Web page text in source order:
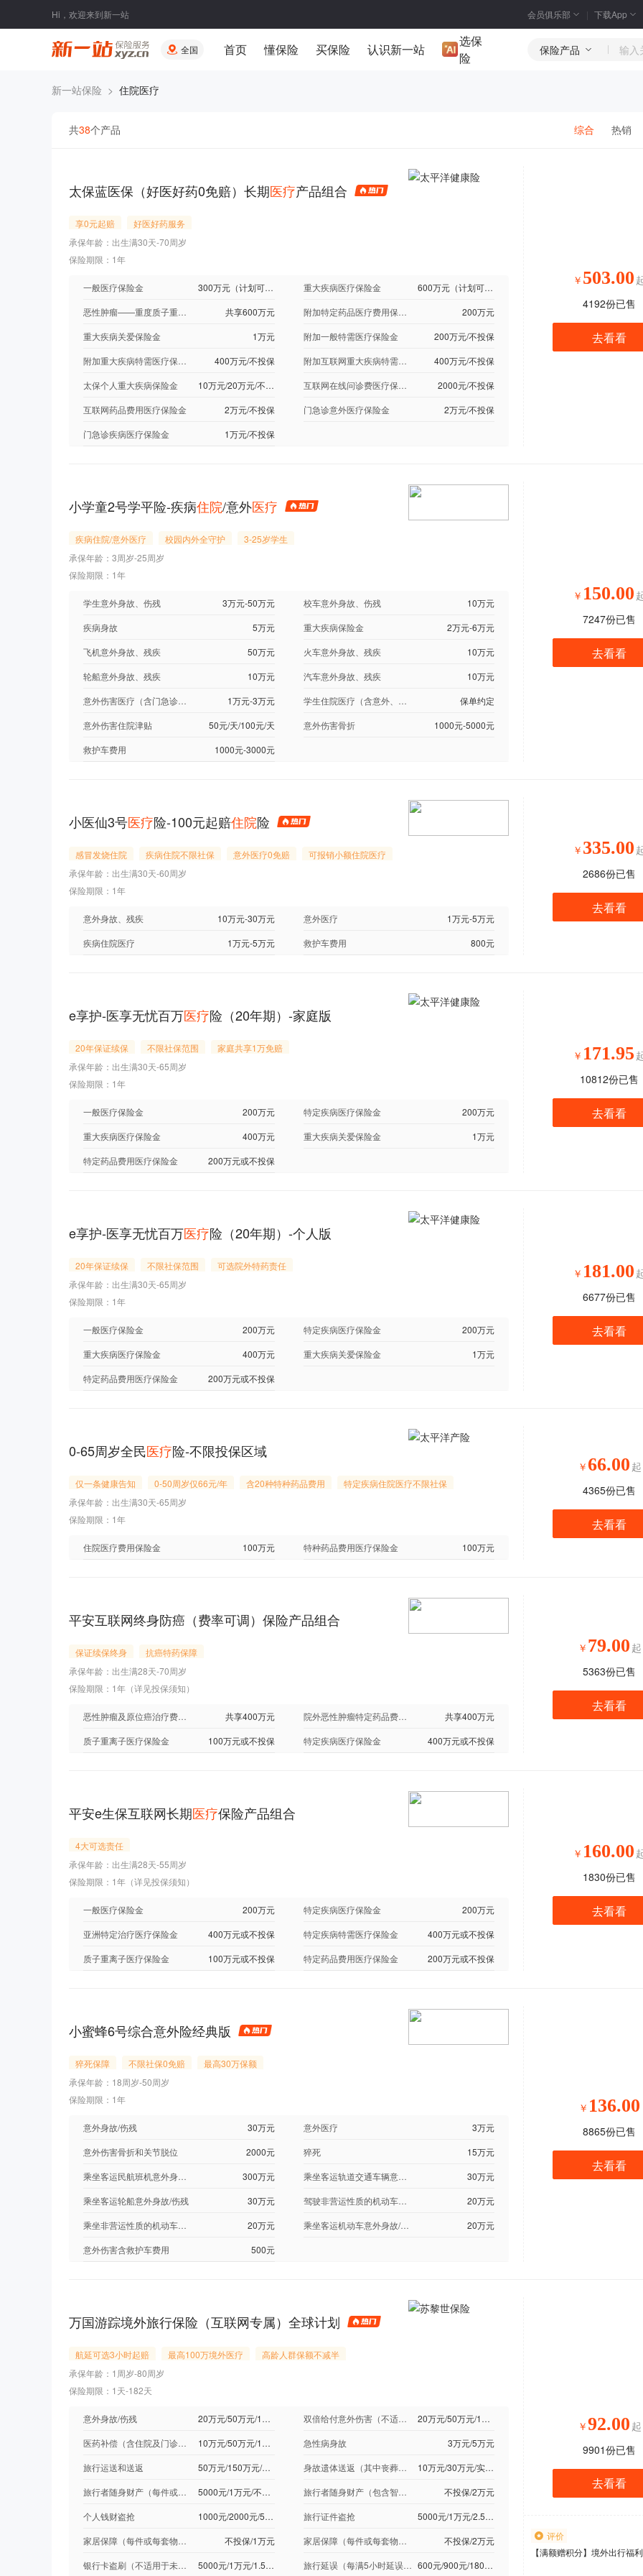
Hi，欢迎来到新一站 会员俱乐部 下载App
全国 首页 懂保险 买保险 认识新一站
选保
险
保险产品
新一站保险 > 住院医疗
共38个产品 综合 热销
太保蓝医保（好医好药0免赔）长期医疗产品组合
享0元起赔
好医好药服务
承保年龄：出生满30天-70周岁
保险期限：1年
一般医疗保险金 300万元（计划可选） 重大疾病医疗保险金
600万元（计划可选）
恶性肿瘤——重度质子重离子医疗保险金
共享600万元 附加特定药品医疗费用保险金
200万元
重大疾病关爱保险金
1万元 附加一般特需医疗保险金
200万元/不投保
附加重大疾病特需医疗保险金
400万元/不投保 附加互联网重大疾病特需医疗保险金
400万元/不投保
太保个人重大疾病保险金
10万元/20万元/不投保 互联网在线问诊费医疗保险金
2000元/不投保
互联网药品费用医疗保险金
2万元/不投保 门急诊意外医疗保险金
2万元/不投保
门急诊疾病医疗保险金
1万元/不投保
￥ 503.00
4192份已售
去看看
小学童2号学平险-疾病住院/意外医疗
疾病住院/意外医疗 校园内外全守护
3-25岁学生
承保年龄：3周岁-25周岁
保险期限：1年
学生意外身故、伤残 3万元-50万元 校车意外身故、伤残
10万元
疾病身故
5万元 重大疾病保险金
2万元-6万元
飞机意外身故、残疾
50万元 火车意外身故、残疾
10万元
轮船意外身故、残疾
10万元 汽车意外身故、残疾
10万元
意外伤害医疗（含门急诊及住院）
1万元-3万元 学生住院医疗（含意外、疾病）
保单约定
意外伤害住院津贴
50元/天/100元/天 意外伤害骨折
1000元-5000元
救护车费用
1000元-3000元
￥ 150.00
7247份已售
去看看
小医仙3号医疗险-100元起赔住院险
感冒发烧住院 疾病住院不限社保 意外医疗0免赔
可报销小额住院医疗
承保年龄：出生满30天-60周岁
保险期限：1年
意外身故、残疾 10万元-30万元 意外医疗
1万元-5万元
疾病住院医疗
1万元-5万元 救护车费用 800元
￥ 335.00
2686份已售
去看看
e享护-医享无忧百万医疗险（20年期）-家庭版
20年保证续保 不限社保范围
家庭共享1万免赔
承保年龄：出生满30天-65周岁
保险期限：1年
一般医疗保险金 200万元 特定疾病医疗保险金
200万元
重大疾病医疗保险金
400万元 重大疾病关爱保险金
1万元
特定药品费用医疗保险金
200万元或不投保
￥ 171.95
10812份已售
去看看
e享护-医享无忧百万医疗险（20年期）-个人版
20年保证续保 不限社保范围
可选院外特药责任
承保年龄：出生满30天-65周岁
保险期限：1年
一般医疗保险金 200万元 特定疾病医疗保险金
200万元
重大疾病医疗保险金
400万元 重大疾病关爱保险金
1万元
特定药品费用医疗保险金
200万元或不投保
￥ 181.00
6677份已售
去看看
0-65周岁全民医疗险-不限投保区域
仅一条健康告知 0-50周岁仅66元/年 含20种特种药品费用
特定疾病住院医疗不限社保
承保年龄：出生满30天-65周岁
保险期限：1年
住院医疗费用保险金 100万元 特种药品费用医疗保险金 100万元
￥ 66.00 起
4365份已售
去看看
平安互联网终身防癌（费率可调）保险产品组合
保证续保终身
抗癌特药保障
承保年龄：出生满28天-70周岁
保险期限：1年（详见投保须知）
恶性肿瘤及原位癌治疗费用医疗保险金 共享400万元 院外恶性肿瘤特定药品费用医疗保险金
共享400万元
质子重离子医疗保险金
100万元或不投保 特定疾病医疗保险金 400万元或不投保
￥ 79.00 起
5363份已售
去看看
平安e生保互联网长期医疗保险产品组合
4大可选责任
承保年龄：出生满28天-55周岁
保险期限：1年（详见投保须知）
一般医疗保险金 200万元 特定疾病医疗保险金
200万元
亚洲特定治疗医疗保险金
400万元或不投保 特定疾病特需医疗保险金
400万元或不投保
质子重离子医疗保险金
100万元或不投保 特定药品费用医疗保险金 200万元或不投保
￥ 160.00
1830份已售
去看看
小蜜蜂6号综合意外险经典版
猝死保障 不限社保0免赔
最高30万保额
承保年龄：18周岁-50周岁
保险期限：1年
意外身故/伤残 30万元 意外医疗
3万元
意外伤害骨折和关节脱位
2000元 猝死
15万元
乘坐客运民航班机意外身故/伤残
300万元 乘坐客运轨道交通车辆意外身故/伤残
30万元
乘坐客运轮船意外身故/伤残
30万元 驾驶非营运性质的机动车意外身故/伤残（特定节假日双倍给付）
20万元
乘坐非营运性质的机动车意外身故/伤残（特定节假日双倍给付）
20万元 乘坐客运机动车意外身故/伤残（特定节假日双倍给付）
20万元
意外伤害含救护车费用
500元
￥ 136.00
8865份已售
去看看
万国游踪境外旅行保险（互联网专属）全球计划
航延可选3小时起赔 最高100万境外医疗
高龄人群保额不减半
承保年龄：1周岁-80周岁
保险期限：1天-182天
意外身故/伤残 20万元/50万元/100万元 双倍给付意外伤害（不适用于未成年人）
20万元/50万元/100万元
医药补偿（含住院及门诊医药费用）
10万元/50万元/100万元 急性病身故
3万元/5万元
旅行运送和送返
50万元/150万元/实际费用 身故遗体送返（其中丧葬费用以16,000元为限）
10万元/30万元/实际费用
旅行者随身财产（每件或每套行李或物品赔偿限额：2500元）
5000元/1万元/不承保 旅行者随身财产（包含智能手机，手提电脑，平板电脑）每件或每套行李或物品赔偿限额：2500元
不投保/2万元
个人钱财盗抢
1000元/2000元/5000元 旅行证件盗抢
5000元/1万元/2.5万元
家居保障（每件或每套物品赔偿限额：1000元）
不投保/1万元 家居保障（每件或每套物品赔偿限额：2000元）
不投保/2万元
银行卡盗刷（不适用于未成年人）
5000元/1万元/1.5万元 旅行延误（每满5小时延误,赔偿300元；若投保选择旅行延误升级，则每满3小时延误,赔偿300元） 600元/900元/1800元
￥92.00 起
9901份已售
去看看
评价
【满额赠积分】 境外出行福利